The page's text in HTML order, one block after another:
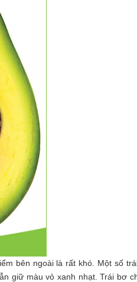
bên ngoài là rất khó. Một số
giữ màu vỏ xanh nhạt. Trái bơ